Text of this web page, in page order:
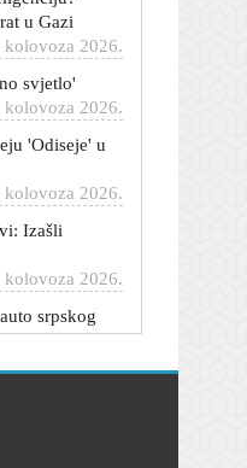
kolovoza 2026.
svjetlo'
'Odiseje' u
kolovoza 2026.
Izašli
srpskog
kolovoza 2026.
dva